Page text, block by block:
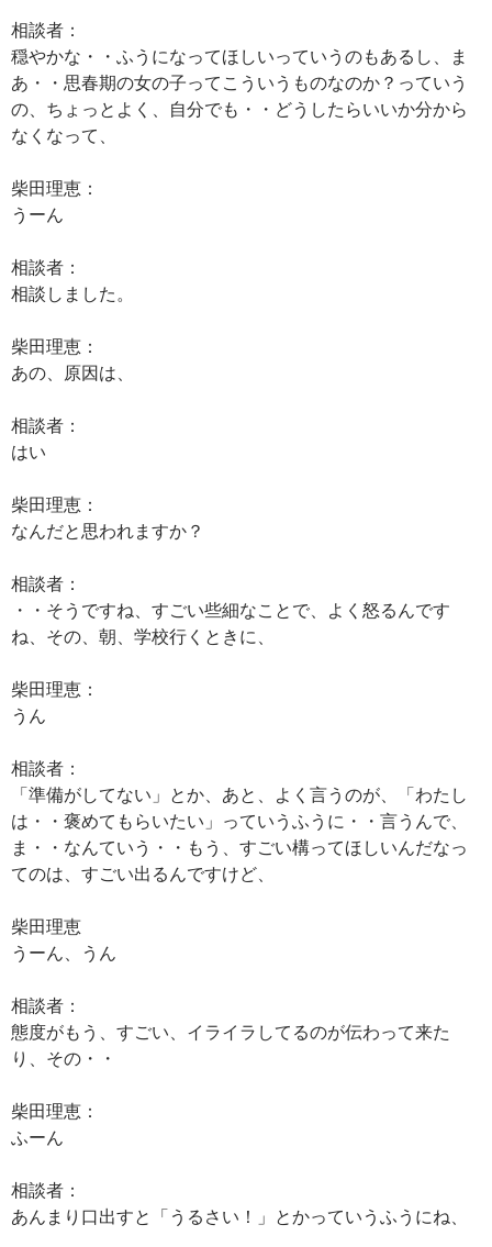
相談者：
穏やかな・・ふうになってほしいっていうのもあるし、ま
あ・・思春期の女の子ってこういうものなのか？っていう
の、ちょっとよく、自分でも・・どうしたらいいか分から
なくなって、
柴田理恵：
うーん
相談者：
相談しました。
柴田理恵：
あの、原因は、
相談者：
はい
柴田理恵：
なんだと思われますか？
相談者：
・・そうですね、すごい些細なことで、よく怒るんです
ね、その、朝、学校行くときに、
柴田理恵：
うん
相談者：
「準備がしてない」とか、あと、よく言うのが、「わたし
は・・褒めてもらいたい」っていうふうに・・言うんで、
ま・・なんていう・・もう、すごい構ってほしいんだなっ
てのは、すごい出るんですけど、
柴田理恵
うーん、うん
相談者：
態度がもう、すごい、イライラしてるのが伝わって来た
り、その・・
柴田理恵：
ふーん
相談者：
あんまり口出すと「うるさい！」とかっていうふうにね、